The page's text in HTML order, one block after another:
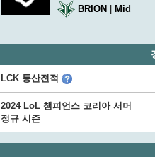
BRION | Mid
LCK 통산전적
2024 LoL 챔피언스 코리아 서머
정규 시즌